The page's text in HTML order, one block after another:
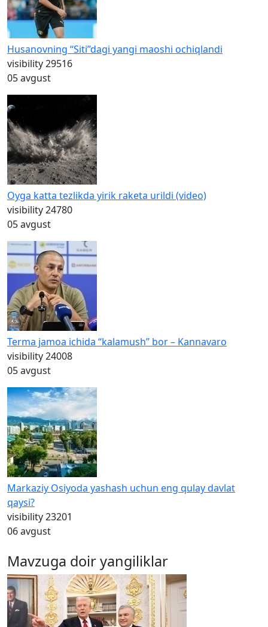
Husanovning “Siti”dagi yangi maoshi ochiqlandi
visibility29516
05 avgust
Oyga katta tezlikda yirik raketa urildi (video)
visibility24780
05 avgust
Terma jamoa ichida “kalamush” bor – Kannavaro
visibility24008
05 avgust
Markaziy Osiyoda yashash uchun eng qulay davlat
qaysi?
visibility23201
06 avgust
Mavzuga doir yangiliklar